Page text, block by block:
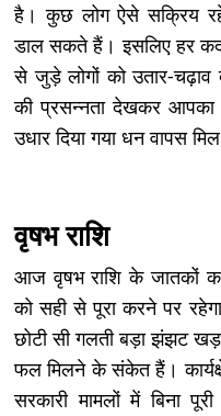
है। कुछ लोग ऐसे सक्रिय
डाल सकते हैं। इसलिए हर
से जुड़े लोगों को उतार-चढ़ाव
की प्रसन्नता देखकर आपका
उधार दिया गया धन वापस
वृषभ राशि
आज वृषभ राशि के जातकों
को सही से पूरा करने पर
छोटी सी गलती बड़ा झंझट
फल मिलने के संकेत हैं।
सरकारी मामलों में बिना